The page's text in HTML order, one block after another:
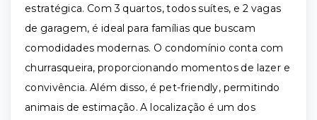
estratégica. Com 3 quartos, todos suítes, e 2 vagas
de garagem, é ideal para famílias que buscam
comodidades modernas. O condomínio conta com
churrasqueira, proporcionando momentos de lazer e
convivência. Além disso, é pet-friendly, permitindo
animais de estimação. A localização é um dos